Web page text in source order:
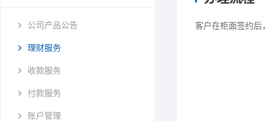
公司产品公告
理财服务
收款服务
付款服务
账户管理
客户在柜面签约后